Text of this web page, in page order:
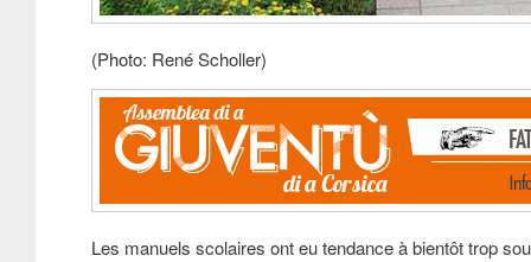
(Photo: René Scholler)
Les manuels scolaires ont eu tendance à bientôt trop